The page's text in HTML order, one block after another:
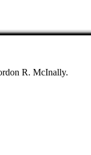
R. McInally.